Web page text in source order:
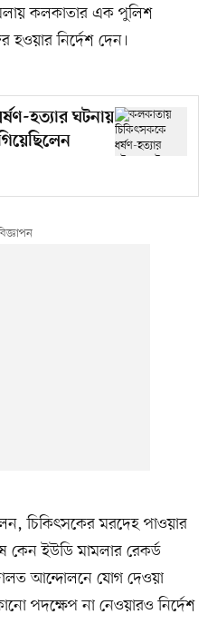
কলকাতার এক পুলিশ
হওয়ার নির্দেশ দেন।
হত্যার ঘটনায়
চিকিৎসকের মরদেহ পাওয়ার
কেন ইউডি মামলার রেকর্ড
আন্দোলনে যোগ দেওয়া
পদক্ষেপ না নেওয়ারও নির্দেশ